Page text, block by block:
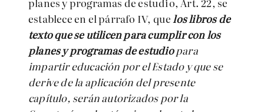
establece en el párrafo IV, quelos libros de
texto que se utilicen para cumplir con los
planes y programas de estudiopara
impartir educación por el Estado y que se
derive de la aplicación del presente
capítulo, serán autorizados por la